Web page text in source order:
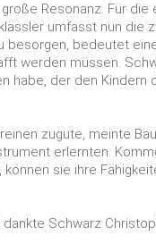
Resonanz. Für
umfasst nun die
bedeutet
werden müssen.
habe, der den
zugute, meinte
erlernten.
sie ihre
Schwarz